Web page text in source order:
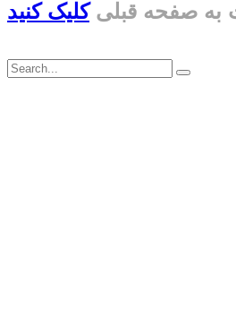
به صفحه قبلیکلیک کنید